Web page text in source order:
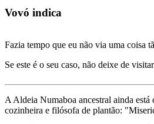
Vovó indica
Fazia tempo que eu não via uma coisa
Se este é o seu caso, não deixe de
A Aldeia Numaboa ancestral ainda
cozinheira e filósofa de plantão: